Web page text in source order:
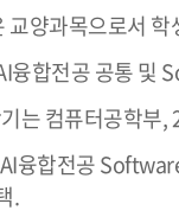
교양과목으로서
융합전공 공통 및
는 컴퓨터공학부,
융합전공
.